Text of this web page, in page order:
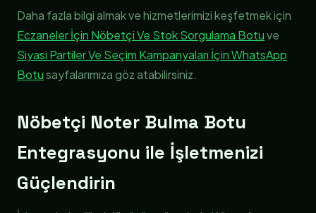
Daha fazla bilgi almak ve hizmetlerimizi keşfetmek için
Eczaneler İçin Nöbetçi Ve Stok Sorgulama Botuve
Siyasi Partiler Ve Seçim Kampanyaları İçin WhatsApp
Botusayfalarımıza göz atabilirsiniz.
Nöbetçi Noter Bulma Botu
Entegrasyonu ile İşletmenizi
Güçlendirin